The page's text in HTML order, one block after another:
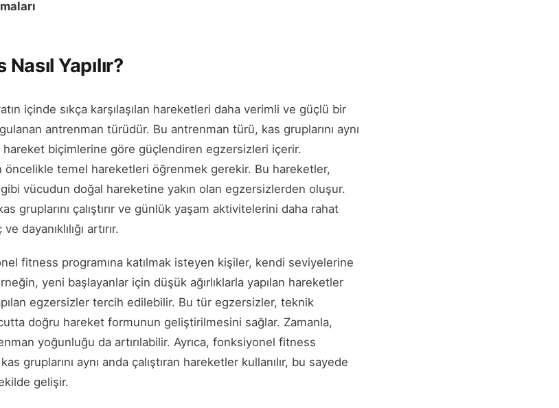
Yapılır?
içinde sıkça karşılaşılan hareketleri daha verimli ve güçlü bir
antrenman türüdür. Bu antrenman türü, kas gruplarını aynı
hareket biçimlerine göre güçlendiren egzersizleri içerir.
temel hareketleri öğrenmek gerekir. Bu hareketler,
vücudun doğal hareketine yakın olan egzersizlerden oluşur.
gruplarını çalıştırır ve günlük yaşam aktivitelerini daha rahat
dayanıklılığı artırır.
fitness programına katılmak isteyen kişiler, kendi seviyelerine
yeni başlayanlar için düşük ağırlıklarla yapılan hareketler
egzersizler tercih edilebilir. Bu tür egzersizler, teknik
doğru hareket formunun geliştirilmesini sağlar. Zamanla,
yoğunluğu da artırılabilir. Ayrıca, fonksiyonel fitness
gruplarını aynı anda çalıştıran hareketler kullanılır, bu sayede
gelişir.